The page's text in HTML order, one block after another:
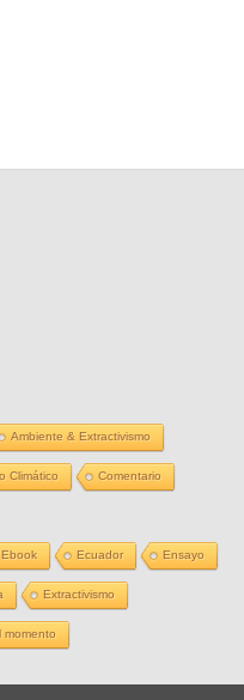
Ambiente & Extractivismo
Climático Comentario
Ebook Ecuador Ensayo
Extractivismo
momento